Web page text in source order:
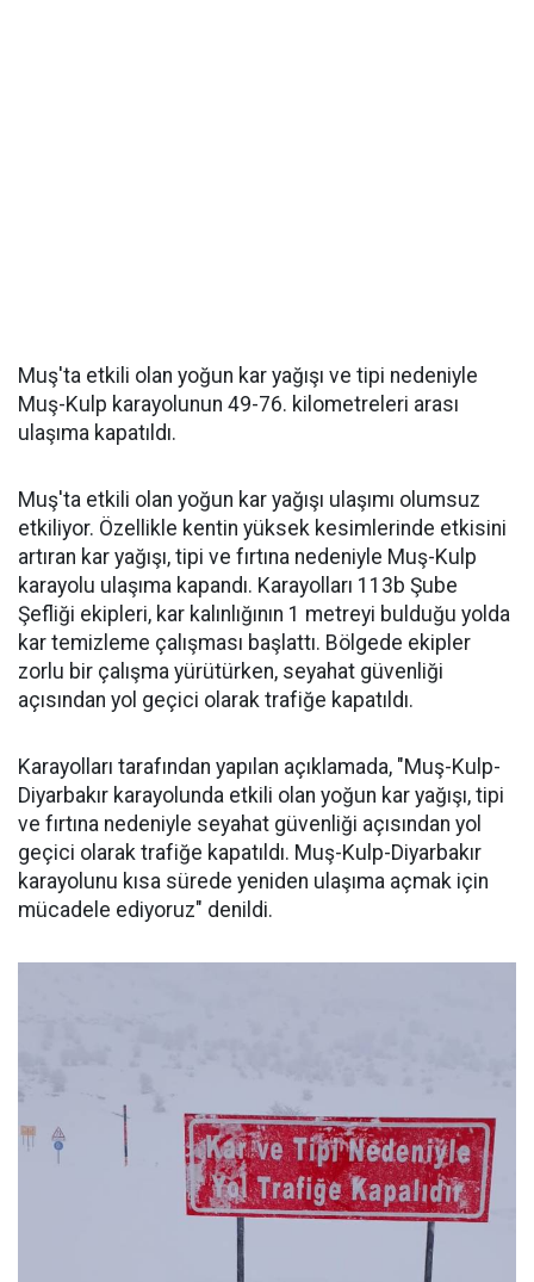
Muş'ta etkili olan yoğun kar yağışı ve tipi nedeniyle
Muş-Kulp karayolunun 49-76. kilometreleri arası
ulaşıma kapatıldı.
Muş'ta etkili olan yoğun kar yağışı ulaşımı olumsuz
etkiliyor. Özellikle kentin yüksek kesimlerinde etkisini
artıran kar yağışı, tipi ve fırtına nedeniyle Muş-Kulp
karayolu ulaşıma kapandı. Karayolları 113b Şube
Şefliği ekipleri, kar kalınlığının 1 metreyi bulduğu yolda
kar temizleme çalışması başlattı. Bölgede ekipler
zorlu bir çalışma yürütürken, seyahat güvenliği
açısından yol geçici olarak trafiğe kapatıldı.
Karayolları tarafından yapılan açıklamada, "Muş-Kulp-
Diyarbakır karayolunda etkili olan yoğun kar yağışı, tipi
ve fırtına nedeniyle seyahat güvenliği açısından yol
geçici olarak trafiğe kapatıldı. Muş-Kulp-Diyarbakır
karayolunu kısa sürede yeniden ulaşıma açmak için
mücadele ediyoruz" denildi.